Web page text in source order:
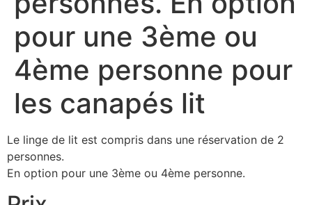
pour une 3ème ou
4ème personne pour
les canapés lit
Le linge de lit est compris dans une réservation de 2
personnes.
En option pour une 3ème ou 4ème personne.